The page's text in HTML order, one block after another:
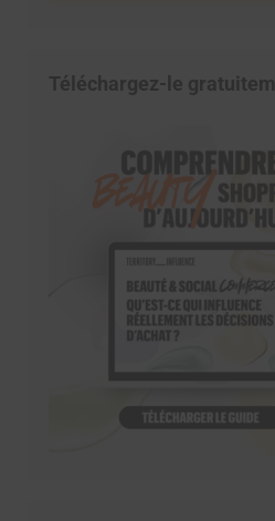
Téléchargez-le